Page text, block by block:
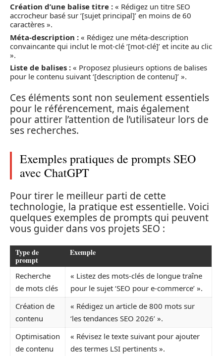
Création d’une balise titre : « Rédigez un titre SEO
accrocheur basé sur ‘[sujet principal]’ en moins de 60
caractères ».
Méta-description : « Rédigez une méta-description
convaincante qui inclut le mot-clé ‘[mot-clé]’ et incite au clic
».
Liste de balises : « Proposez plusieurs options de balises
pour le contenu suivant ‘[description de contenu]’ ».
Ces éléments sont non seulement essentiels
pour le référencement, mais également
pour attirer l’attention de l’utilisateur lors de
ses recherches.
Exemples pratiques de prompts SEO
avec ChatGPT
Pour tirer le meilleur parti de cette
technologie, la pratique est essentielle. Voici
quelques exemples de prompts qui peuvent
vous guider dans vos projets SEO :
Type de
prompt
Exemple
Recherche
de mots clés
« Listez des mots-clés de longue traîne
pour le sujet ‘SEO pour e-commerce’ ».
Création de
contenu
« Rédigez un article de 800 mots sur
‘les tendances SEO 2026’ ».
Optimisation
de contenu
« Révisez le texte suivant pour ajouter
des termes LSI pertinents ».